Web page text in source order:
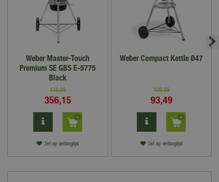
Weber Master-Touch
Premium SE GBS E-5775
Black
419,00
356,15
Zet op verlanglijst
Weber Compact Kettle Ø47
109,99
93,49
Zet op verlanglijst